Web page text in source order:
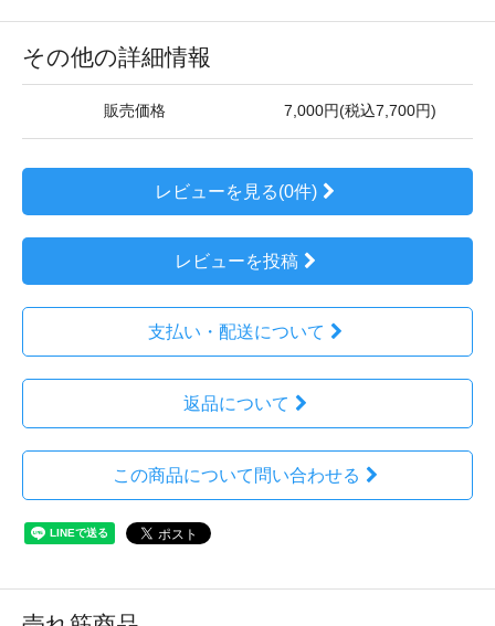
その他の詳細情報
販売価格 7,000円(税込7,700円)
レビューを見る(0件)
レビューを投稿
支払い・配送について
返品について
この商品について問い合わせる